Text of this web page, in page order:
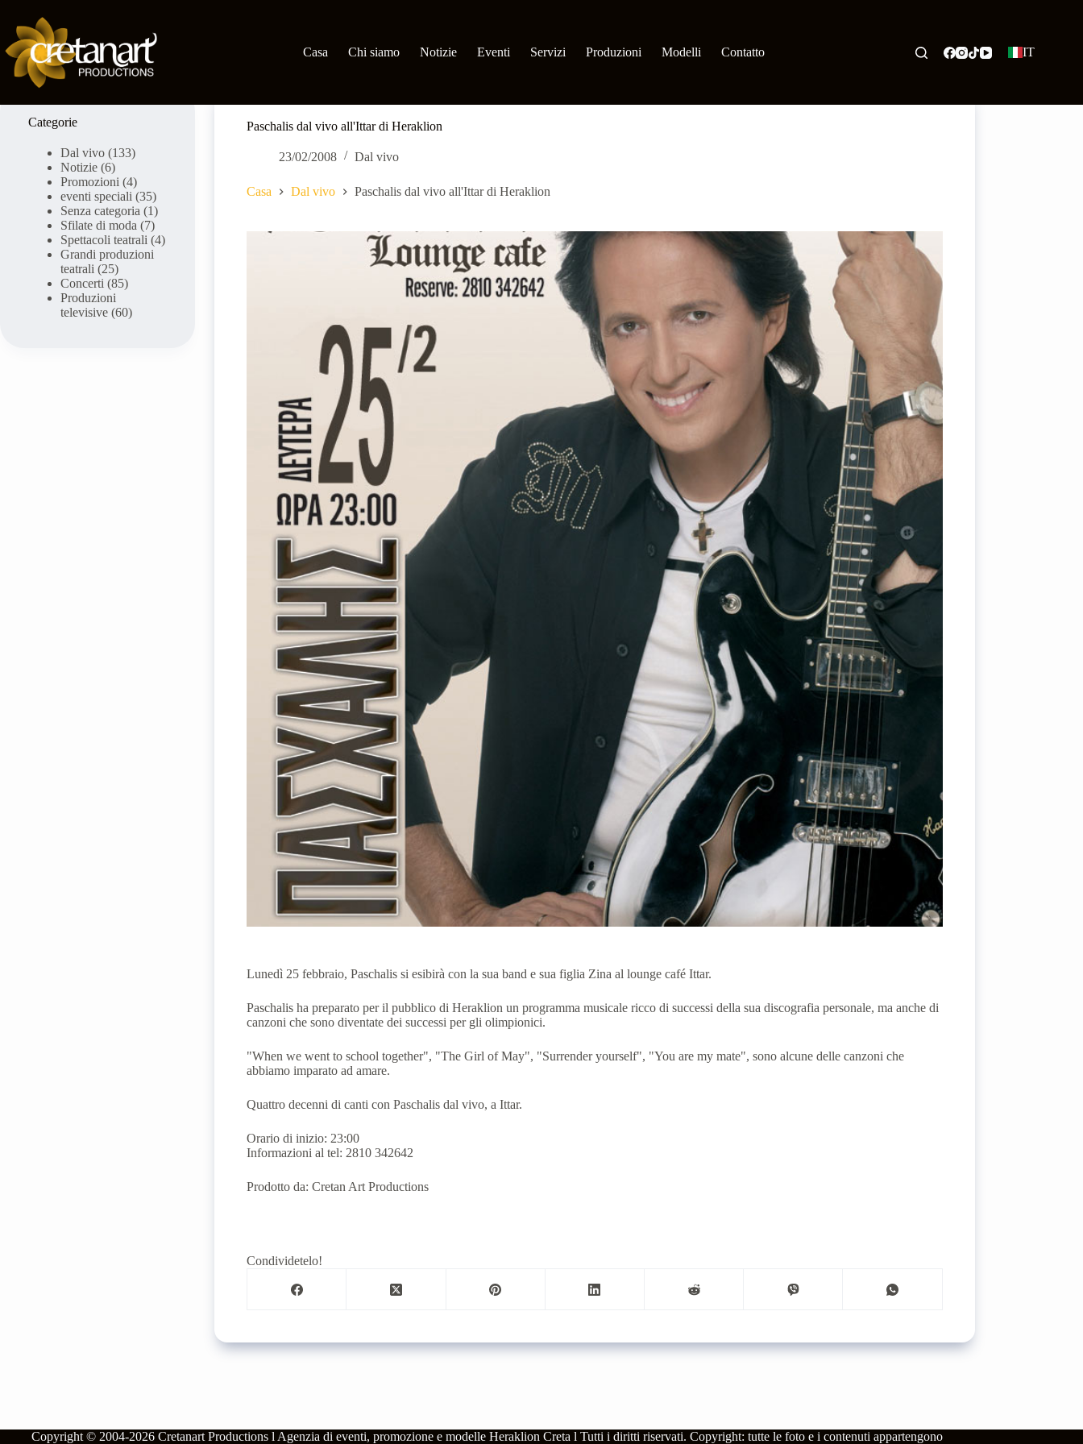
contenuto
Casa
Chi siamo Notizie Eventi Servizi Produzioni Modelli Contatto IT
Paschalis dal vivo all'Ittar di Heraklion
23/02/2008 Dal vivo
Casa Dal vivo Paschalis dal vivo all'Ittar di Heraklion
Lunedì 25 febbraio, Paschalis si esibirà con la sua band e sua figlia Zina al lounge café Ittar.
Paschalis ha preparato per il pubblico di Heraklion un programma musicale ricco di successi della sua discografia personale, ma anche di
canzoni che sono diventate dei successi per gli olimpionici.
"When we went to school together", "The Girl of May", "Surrender yourself", "You are my mate", sono alcune delle canzoni che
abbiamo imparato ad amare.
Quattro decenni di canti con Paschalis dal vivo, a Ittar.
Orario di inizio: 23:00
Informazioni al tel: 2810 342642
Prodotto da: Cretan Art Productions
Condividetelo!
Categorie
Dal vivo (133)
Notizie (6)
Promozioni (4)
eventi speciali (35)
Senza categoria (1)
Sfilate di moda (7)
Spettacoli teatrali (4)
Grandi produzioni
teatrali (25)
Concerti (85)
Produzioni
televisive (60)
Copyright © 2004-2026Cretanart Productions l Agenzia di eventi, promozione e modelle Heraklion Creta lTutti i diritti riservati.Copyright: tutte le foto e i contenuti appartengono